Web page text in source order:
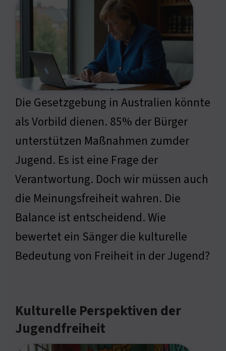
Die Gesetzgebung in Australien könnte
als Vorbild dienen. 85% der Bürger
unterstützen Maßnahmen zumder
Jugend. Es ist eine Frage der
Verantwortung. Doch wir müssen auch
die Meinungsfreiheit wahren. Die
Balance ist entscheidend. Wie
bewertet ein Sänger die kulturelle
Bedeutung von Freiheit in der Jugend?
Kulturelle Perspektiven der
Jugendfreiheit